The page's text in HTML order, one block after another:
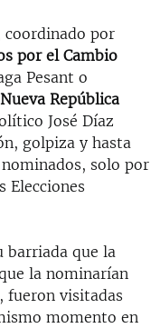
coordinado por
por el Cambio
Pesant o
República
José Díaz
golpiza y hasta
solo por
Elecciones
barriada que la
la nominarían
fueron visitadas
momento en